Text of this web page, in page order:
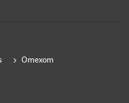
Omexom